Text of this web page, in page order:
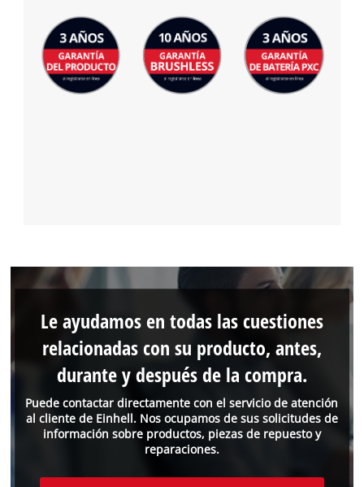
Puede contactar directamente con el servicio de atención
al cliente de Einhell. Nos ocupamos de sus solicitudes de
información sobre productos, piezas de repuesto y
reparaciones.
Le ayudamos en todas las cuestiones
relacionadas con su producto, antes,
durante y después de la compra.